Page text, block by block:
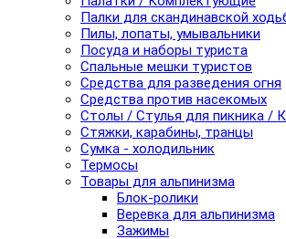
Палки для скандинавской
Пилы, лопаты, умывальники
Посуда и наборы туриста
Спальные мешки туристов
Средства для разведения огня
Средства против насекомых
Столы / Стулья для пикника /
Стяжки, карабины, транцы
Сумка - холодильник
Термосы
Товары для альпинизма
Блок-ролики
Веревка для альпинизма
Зажимы